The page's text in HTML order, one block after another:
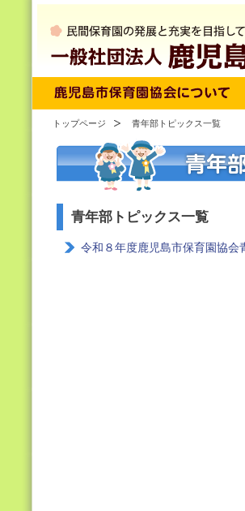
トップページ 青年部トピックス一覧
青年部トピックス一覧
令和８年度鹿児島市保育園協